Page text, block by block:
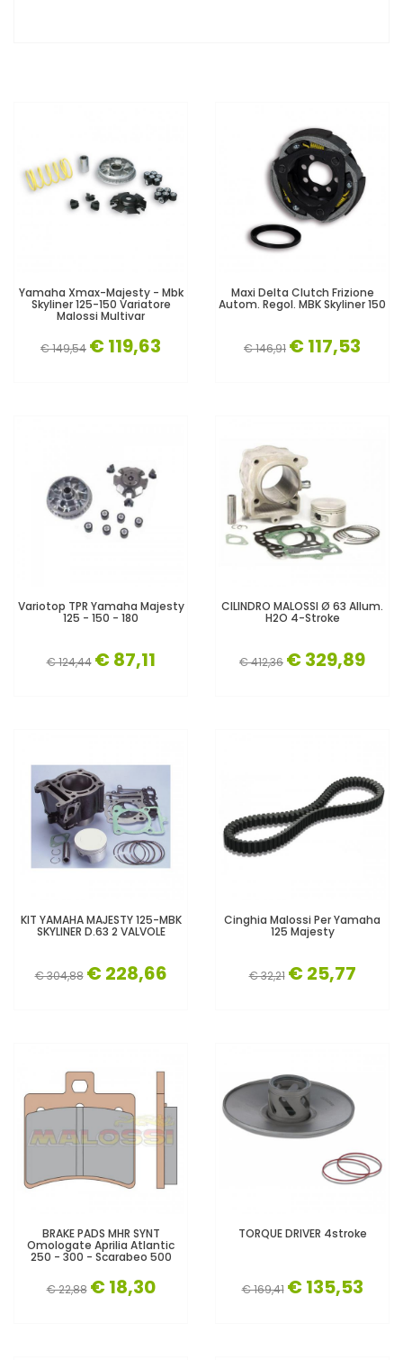
Yamaha Xmax-Majesty - Mbk
Skyliner 125-150 Variatore
Malossi Multivar
€ 149,54 € 119,63
Maxi Delta Clutch Frizione
Autom. Regol. MBK Skyliner 150
€ 146,91 € 117,53
Variotop TPR Yamaha Majesty
125 - 150 - 180
€ 124,44 € 87,11
CILINDRO MALOSSI Ø 63 Allum.
H2O 4-Stroke
€ 412,36 € 329,89
KIT YAMAHA MAJESTY 125-MBK
SKYLINER D.63 2 VALVOLE
€ 304,88 € 228,66
Cinghia Malossi Per Yamaha
125 Majesty
€ 32,21 € 25,77
BRAKE PADS MHR SYNT
Omologate Aprilia Atlantic
250 - 300 - Scarabeo 500
€ 22,88 € 18,30
TORQUE DRIVER 4stroke
€ 169,41 € 135,53